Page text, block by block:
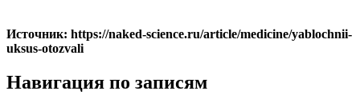
Источник: https://naked-science.ru/article/medicine/yablochnii-
uksus-otozvali
Навигация по записям